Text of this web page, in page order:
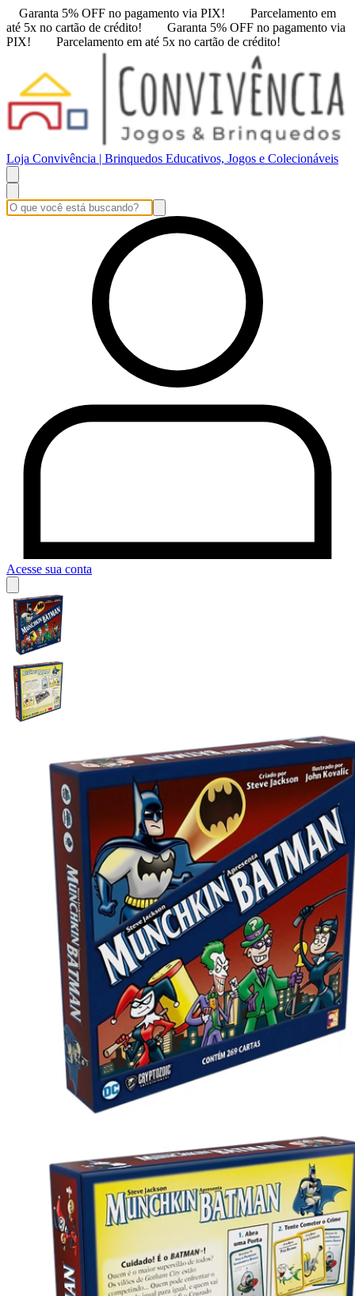
Garanta 5% OFF no pagamento via PIX!
Parcelamento em
até 5x no cartão de crédito!
Garanta 5% OFF no pagamento via
PIX!
Parcelamento em até 5x no cartão de crédito!
Loja Convivência | Brinquedos Educativos, Jogos e Colecionáveis
Acesse sua conta